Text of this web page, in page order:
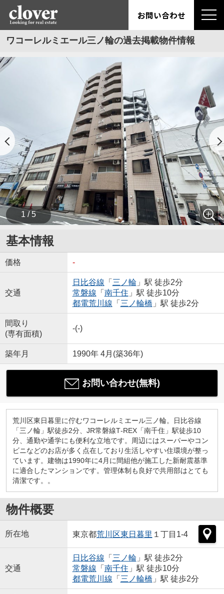
お問い合わせ
ワコーレルミエール三ノ輪の過去掲載物件情報
1 / 5
基本情報
価格 -
交通
日比谷線 「 三ノ輪」駅 徒歩2分
常磐線 「 南千住 」駅 徒歩10分
都電荒川線 「 三ノ輪橋 」駅 徒歩2分
間取り
(専有面積)
-(-)
築年月 1990年 4月(築36年)
お問い合わせ(無料)
荒川区東日暮里に佇むワコーレルミエール三ノ輪。日比谷線
「三ノ輪」駅徒歩2分、JR常磐線T‐REX「南千住」駅徒歩10
分、通勤や通学にも便利な立地です。周辺にはスーパーやコン
ビニなどのお店が多く点在しており生活しやすい住環境が整っ
ています。建物は1990年に4月に間組他が施工した新耐震基準
に適合したマンションです。管理体制も良好で共用部はとても
清潔です。。
物件概要
所在地 東京都荒川区東日暮里 １丁目1-4
交通
日比谷線 「 三ノ輪」駅 徒歩2分
常磐線 「 南千住 」駅 徒歩10分
都電荒川線 「 三ノ輪橋 」駅 徒歩2分